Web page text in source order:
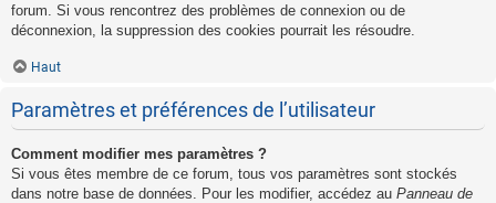
forum. Si vous rencontrez des problèmes de connexion ou de
déconnexion, la suppression des cookies pourrait les résoudre.
Haut
Paramètres et préférences de l’utilisateur
Comment modifier mes paramètres ?
Si vous êtes membre de ce forum, tous vos paramètres sont stockés
dans notre base de données. Pour les modifier, accédez au Panneau de